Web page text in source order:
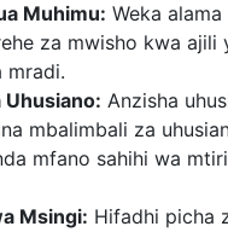
Muhimu: Weka
za mwisho kwa ajili
mradi.
Uhusiano: Anzisha
mbalimbali za
mfano sahihi wa
Msingi: Hifadhi picha